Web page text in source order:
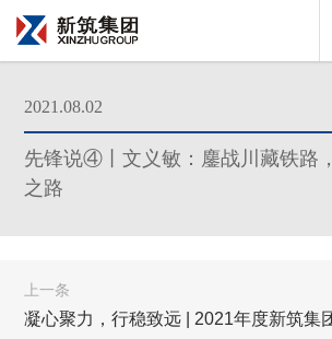
2021.08.02
先锋说④丨文义敏：鏖战川藏铁路
之路
上一条
凝心聚力，行稳致远 | 2021年度新筑集